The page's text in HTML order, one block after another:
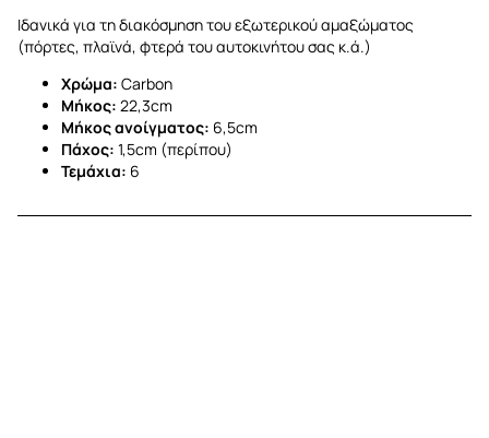
Ιδανικά για τη διακόσμηση του εξωτερικού αμαξώματος
(πόρτες, πλαϊνά, φτερά του αυτοκινήτου σας κ.ά.)
Χρώμα: Carbon
Μήκος: 22,3cm
Μήκος ανοίγματος: 6,5cm
Πάχος: 1,5cm (περίπου)
Τεμάχια: 6